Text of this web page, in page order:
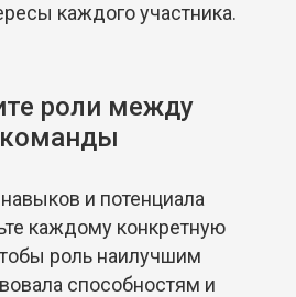
каждого участника.
роли между
и потенциала
каждому конкретную
роль наилучшим
способностям и